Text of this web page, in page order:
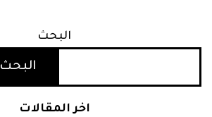
البحث
البحث
اخر المقالات